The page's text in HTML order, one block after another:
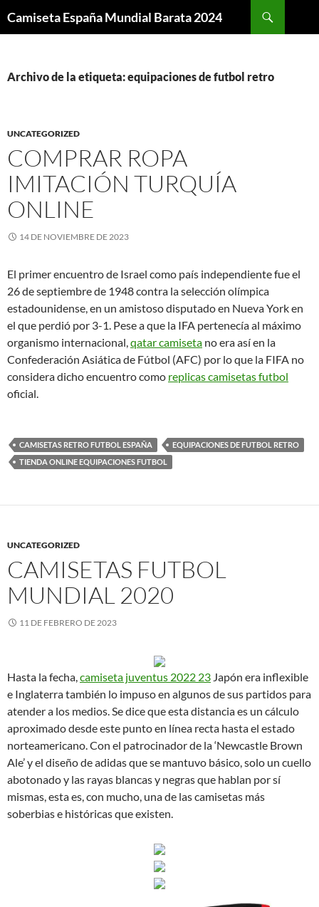
Camiseta España Mundial Barata 2024
Archivo de la etiqueta: equipaciones de futbol retro
UNCATEGORIZED
COMPRAR ROPA
IMITACIÓN TURQUÍA
ONLINE
14 DE NOVIEMBRE DE 2023
El primer encuentro de Israel como país independiente fue el
26 de septiembre de 1948 contra la selección olímpica
estadounidense, en un amistoso disputado en Nueva York en
el que perdió por 3-1. Pese a que la IFA pertenecía al máximo
organismo internacional,qatar camiseta no era así en la
Confederación Asiática de Fútbol (AFC) por lo que la FIFA no
considera dicho encuentro como replicas camisetas futbol
oficial.
CAMISETAS RETRO FUTBOL ESPAÑA
EQUIPACIONES DE FUTBOL RETRO
TIENDA ONLINE EQUIPACIONES FUTBOL
UNCATEGORIZED
CAMISETAS FUTBOL
MUNDIAL 2020
11 DE FEBRERO DE 2023
Hasta la fecha,camiseta juventus 2022 23 Japón era inflexible
e Inglaterra también lo impuso en algunos de sus partidos para
atender a los medios. Se dice que esta distancia es un cálculo
aproximado desde este punto en línea recta hasta el estado
norteamericano. Con el patrocinador de la ‘Newcastle Brown
Ale’ y el diseño de adidas que se mantuvo básico, solo un cuello
abotonado y las rayas blancas y negras que hablan por sí
mismas, esta es, con mucho, una de las camisetas más
soberbias e históricas que existen.